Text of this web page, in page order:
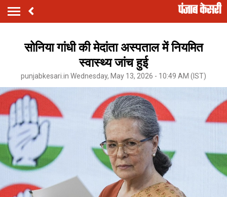
सोनिया गांधी की मेदांता अस्पताल में नियमित
स्वास्थ्य जांच हुई
punjabkesari.in Wednesday, May 13, 2026 - 10:49 AM (IST)